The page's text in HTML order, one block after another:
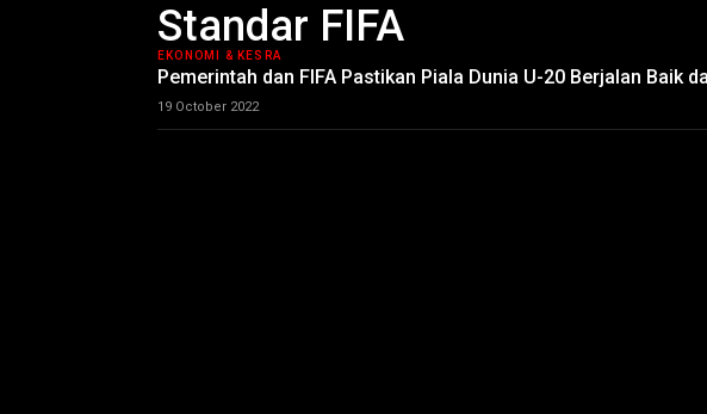
Standar FIFA
EKONOMI & KESRA
Pemerintah dan FIFA Pastikan Piala Dunia U-20 Berjalan Baik
19 October 2022